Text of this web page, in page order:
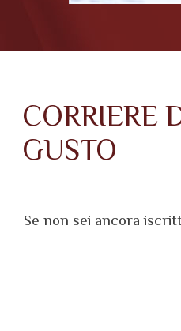
CORRIERE
GUSTO
Se non sei ancora